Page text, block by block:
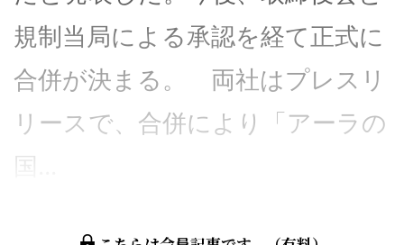
規制当局による承認を経て正式に
合併が決まる。 両社はプレスリ
リースで、合併により「アーラの
国...